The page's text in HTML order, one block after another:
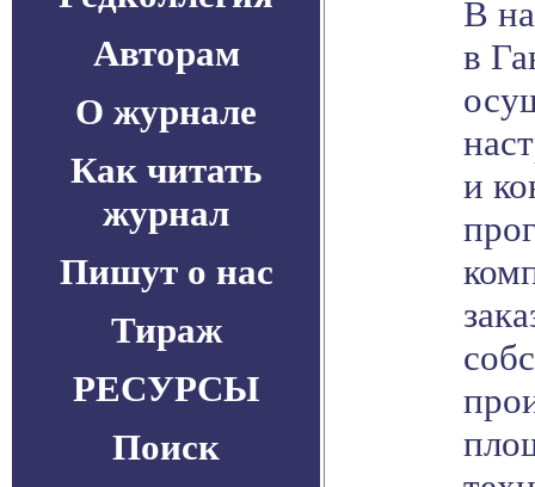
Авторам
О журнале
Как читать
журнал
Пишут о нас
Тираж
РЕСУРСЫ
Поиск
В
в
и